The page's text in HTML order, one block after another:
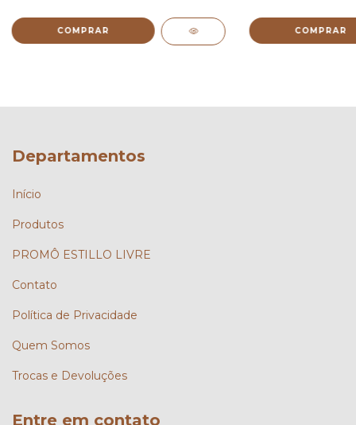
COMPRAR COMPRAR
Departamentos
Início
Produtos
PROMÔ ESTILLO LIVRE
Contato
Política de Privacidade
Quem Somos
Trocas e Devoluções
Entre em contato